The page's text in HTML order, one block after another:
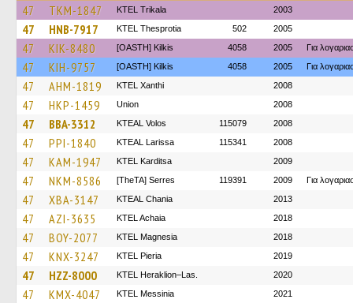
47 TKM-1847 ΚΤΕL Τrikala 2003
47 HNB-7917 KTEL Thesprotia 502 2005
47 KIK-8480 [OASTH] Kilkis 4058 2005 Για
47 KIH-9757 [OASTH] Kilkis 4058 2005 Για
47 AHM-1819 KTEL Xanthi 2008
47 HKP-1459 Union 2008
47 BBA-3312 KTEAL Volos 115079 2008
47 PPI-1840 KTEAL Larissa 115341 2008
47 KAM-1947 ΚΤΕL Karditsa 2009
47 NKM-8586 [TheTA] Serres 119391 2009 Για
47 XBA-3147 KTEAL Chania 2013
47 AZI-3635 KTEL Achaia 2018
47 BOY-2077 ΚΤΕL Magnesia 2018
47 KNX-3247 KTEL Pieria 2019
47 HZZ-8000 KTEL Heraklion–Las. 2020
47 KMX-4047 KTEL Messinia 2021